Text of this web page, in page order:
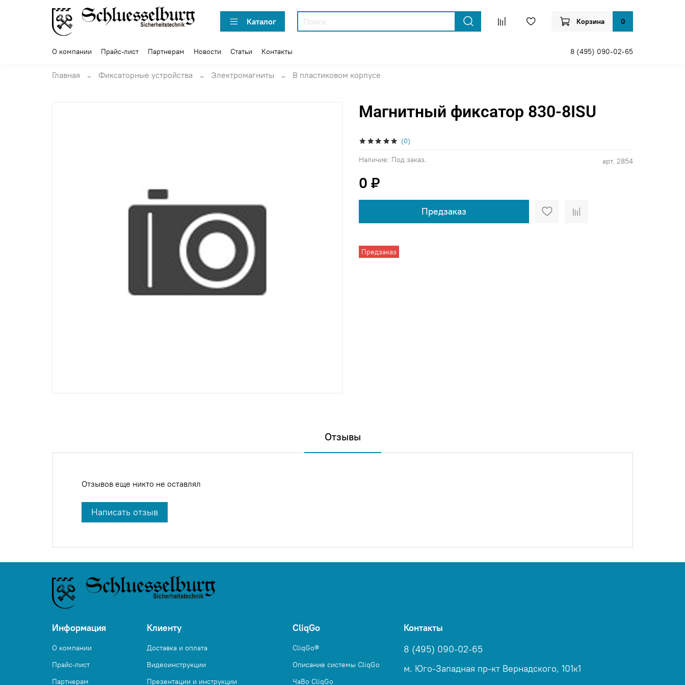
Каталог Корзина 0
О компании Прайс-лист Партнерам Новости Статьи Контакты 8 (495) 090-02-65
Главная Фиксаторные устройства Электромагниты В пластиковом корпусе
(0)
арт. 2854
Наличие: Под заказ.
Предзаказ
Магнитный фиксатор 830-8ISU
0 ₽
Предзаказ
Отзывы
Отзывов еще никто не оставлял
Написать отзыв
Информация
О компании
Прайс-лист
Партнерам
Клиенту
Доставка и оплата
Видеоинструкции
Презентации и инструкции
CliqGo
CliqGo®
Описание системы CliqGo
ЧаВо CliqGo
Контакты
8 (495) 090-02-65
м. Юго-Западная пр-кт Вернадского, 101к1